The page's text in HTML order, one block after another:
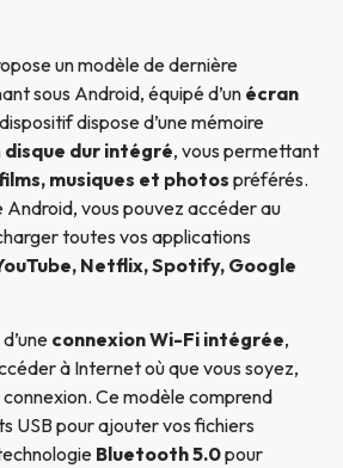
un modèle de dernière
sous Android, équipé d’un écran
dispose d’une mémoire
disque dur intégré, vous permettant
musiques et photos préférés.
Android, vous pouvez accéder au
toutes vos applications
Netflix, Spotify, Google
connexion Wi-Fi intégrée,
à Internet où que vous soyez,
Ce modèle comprend
USB pour ajouter vos fichiers
Bluetooth 5.0pour